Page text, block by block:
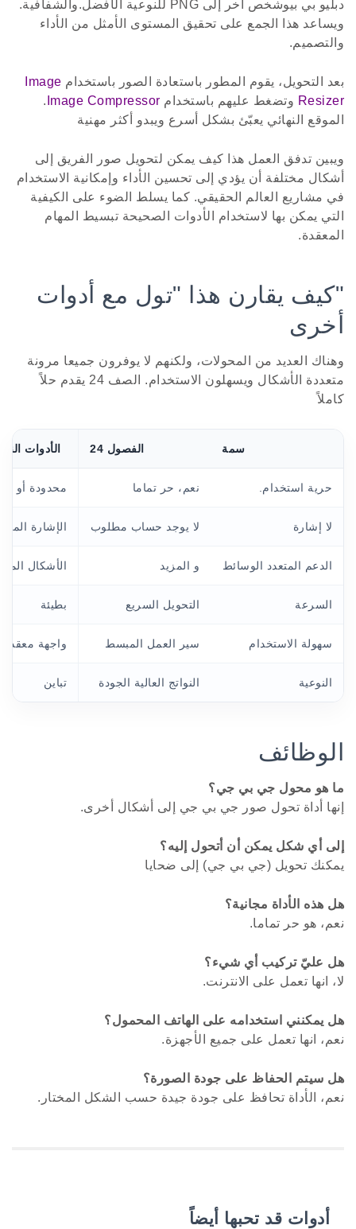
دبليو بي بيوشخص آخر إلى PNG للنوعية الأفضل.والشفافية.
ويساعد هذا الجمع على تحقيق المستوى الأمثل من الأداء
والتصميم.
بعد التحويل، يقوم المطور باستعادة الصور باستخدام Image
Resizer وتضغط عليهم باستخدام Image Compressor
.
الموقع النهائي يعبّئ بشكل أسرع ويبدو أكثر مهنية
ويبين تدفق العمل هذا كيف يمكن لتحويل صور الفريق إلى
أشكال مختلفة أن يؤدي إلى تحسين الأداء وإمكانية الاستخدام
في مشاريع العالم الحقيقي. كما يسلط الضوء على الكيفية
التي يمكن بها لاستخدام الأدوات الصحيحة تبسيط المهام
المعقدة.
"كيف يقارن هذا "تول مع أدوات
أخرى
وهناك العديد من المحولات، ولكنهم لا يوفرون جميعا مرونة
متعددة الأشكال ويسهلون الاستخدام. الصف 24 يقدم حلاً
كاملاً
سمة الفصول 24 الأدوات
حرية استخدام. نعم، حر تماما محدودة أو
لا إشارة لا يوجد حساب مطلوب الإشارة
الدعم المتعدد الوسائط و المزيد الأشكال
السرعة التحويل السريع بطيئة
سهولة الاستخدام سير العمل المبسط واجهة معقدة
النوعية النواتج العالية الجودة تباين
الوظائف
ما هو محول جي بي جي؟
إنها أداة تحول صور جي بي جي إلى أشكال أخرى.
إلى أي شكل يمكن أن أتحول إليه؟
يمكنك تحويل (جي بي جي) إلى ضحايا
هل هذه الأداة مجانية؟
نعم، هو حر تماما.
هل عليّ تركيب أي شيء؟
لا، انها تعمل على الانترنت.
هل يمكنني استخدامه على الهاتف المحمول؟
نعم، انها تعمل على جميع الأجهزة.
هل سيتم الحفاظ على جودة الصورة؟
نعم، الأداة تحافظ على جودة جيدة حسب الشكل المختار.
أدوات قد تحبها أيضاً